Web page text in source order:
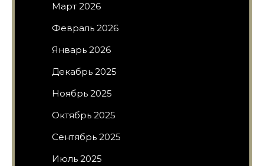
Март 2026
Февраль 2026
Январь 2026
Декабрь 2025
Ноябрь 2025
Октябрь 2025
Сентябрь 2025
Июль 2025